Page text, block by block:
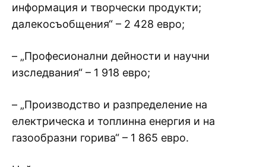
информация и творчески продукти;
далекосъобщения“ – 2 428 евро;
– „Професионални дейности и научни
изследвания“ – 1 918 евро;
– „Производство и разпределение на
електрическа и топлинна енергия и на
газообразни горива“ – 1 865 евро.